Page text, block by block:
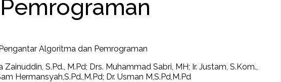
Algoritma dan Pemrograman
Zainuddin, S.Pd., M.Pd; Drs. Muhammad Sabri, MH; Ir. Justam, S.Kom.,
Hermansyah,S.Pd.,M.Pd; Dr. Usman M,S.Pd,M.Pd